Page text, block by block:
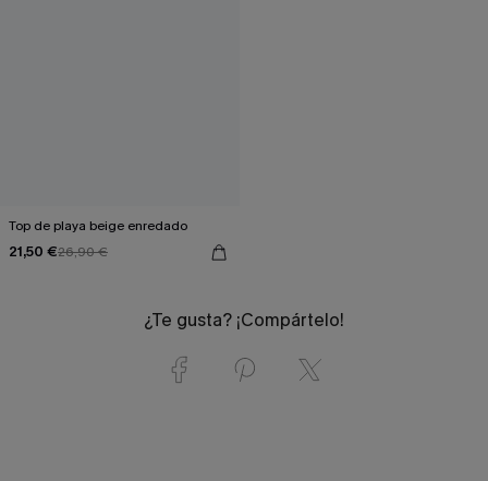
Top de playa beige enredado
21,50 €26,90 €
¿Te gusta? ¡Compártelo!